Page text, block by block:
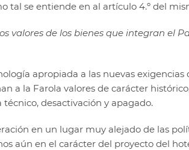
tal se entiende en al artículo 4.º del
valores de los bienes que integran el
apropiada a las nuevas exigencias
a la Farola valores de carácter
desactivación y apagado.
en un lugar muy alejado de las
aún en el carácter del proyecto del